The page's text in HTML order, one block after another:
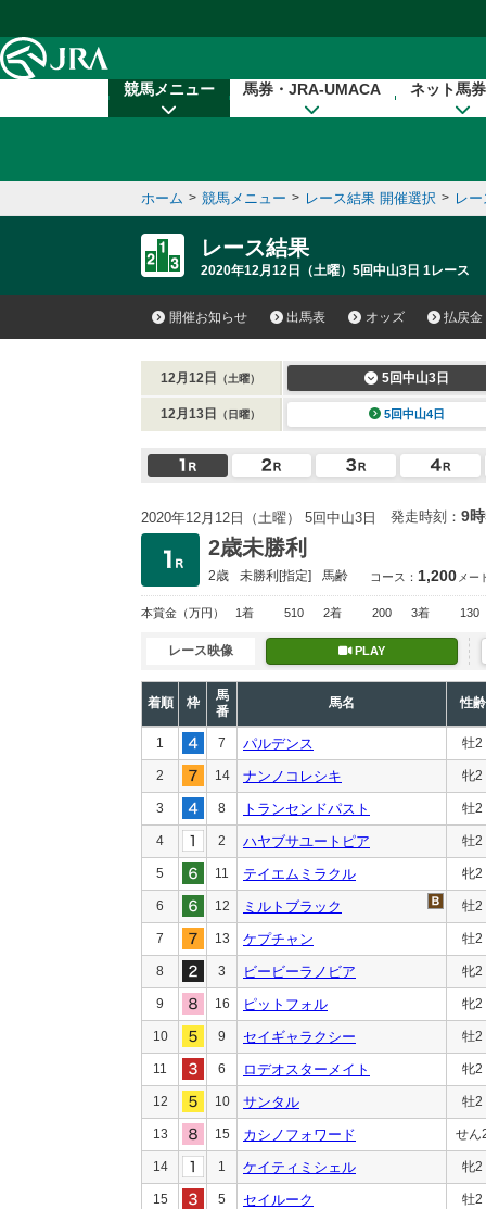
競馬メニュー 馬券・JRA-UMACA ネット馬
ホーム > 競馬メニュー > レース結果 開催選択 > レ
レース結果
2020年12月12日（土曜）5回中山3日 1レース
開催お知らせ 出馬表 オッズ 払戻金
12月12日 （土曜） 5回中山3日
12月13日 （日曜） 5回中山4日
2020年12月12日（土曜） 5回中山3日 発走時刻： 9
2歳未勝利
2歳 未勝利[指定] 馬齢 コース： 1,200 メー
本賞金 （万円） 1着 510 2着 200 3着 130
レース映像 PLAY
着順 枠
馬
番
馬名 性齢
1 7 パルデンス 牡2
2 14 ナンノコレシキ 牝2
3 8 トランセンドパスト 牡2
4 2 ハヤブサユートピア 牡2
5 11 テイエムミラクル 牝2
6 12 ミルトブラック 牡2
7 13 ケプチャン 牡2
8 3 ビービーラノビア 牝2
9 16 ピットフォル 牝2
10 9 セイギャラクシー 牡2
11 6 ロデオスターメイト 牝2
12 10 サンタル 牡2
13 15 カシノフォワード せん
14 1 ケイティミシェル 牝2
15 5 セイルーク 牡2